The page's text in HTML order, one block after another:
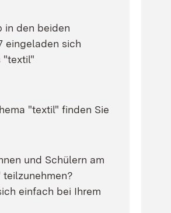
in den beiden
eingeladen sich
"textil"
"textil" finden Sie
und Schülern am
teilzunehmen?
einfach bei Ihrem